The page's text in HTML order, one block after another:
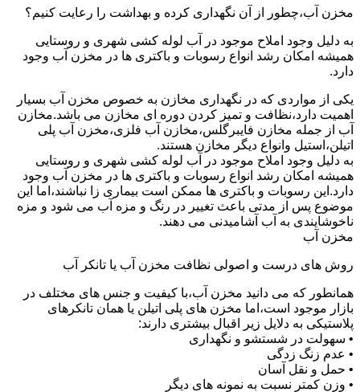
مخزن آب،چطور از آن نگهداری کرده و بهداشت را رعایت کنیم؟
به دلیل وجود املاح موجود در آب لوله کشی شهری و روستایی
همیشه امکان رشد انواع رسوبات و باکتری ها در مخزن آب وجود
دارد.
یکی از مواردی که در نگهداری مخازن به خصوص مخزن آب بسیار
اهمیت دارد،نظافت و تمیز کردن دوره ای مخازن می باشد.مخازن
آب از جمله مخازن فایبرگلس،مخازن آب فلزی،مخزن آب پلی
اتیلن،استیل وانواع دیگر مخازن هستند.
به دلیل وجود املاح موجود در آب لوله کشی شهری و روستایی
همیشه امکان رشد انواع رسوبات و باکتری ها در مخزن آب وجود
دارد.این رسوبات و باکتری ها ممکن است بیماری زا نباشند،اما این
موضوع پس از مدتی باعث تغییر در رنگ و مزه آب می شود و مزه
ناخوشایندی به آب آشامیدنی می دهند.
مخزن آب
روش های درست و اصولی نظافت مخزن آب یا تانکر آب
همانطور که می دانید مخزن آب،با کیفیت و جنس های مختلف در
بازار موجود است،اما مخزن های پلی اتیلن یا همان تانکرهای
پلاستیکی به دلایل زیر اقبال بیشتری دارند:
• سهولت در شستشو و نگهداری
• عدم زنگ زدگی
• حمل و نقل آسان
• وزن کمتر نسبت به نمونه های دیگر